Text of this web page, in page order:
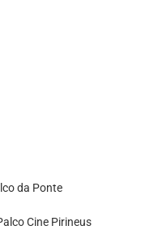
da Ponte
Cine Pirineus